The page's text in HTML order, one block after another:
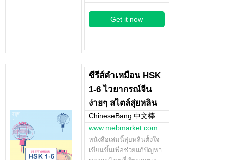
Get it now
ซีรีส์คำเหมือน HSK
1-6 ไวยากรณ์จีน
ง่ายๆ สไตล์สุ่ยหลิน
ChineseBang 中文棒
www.mebmarket.com
หนังสือเล่มนี้สุ่ยหลินตั้งใจ
เขียนขึ้นเพื่อช่วยแก้ปัญหา